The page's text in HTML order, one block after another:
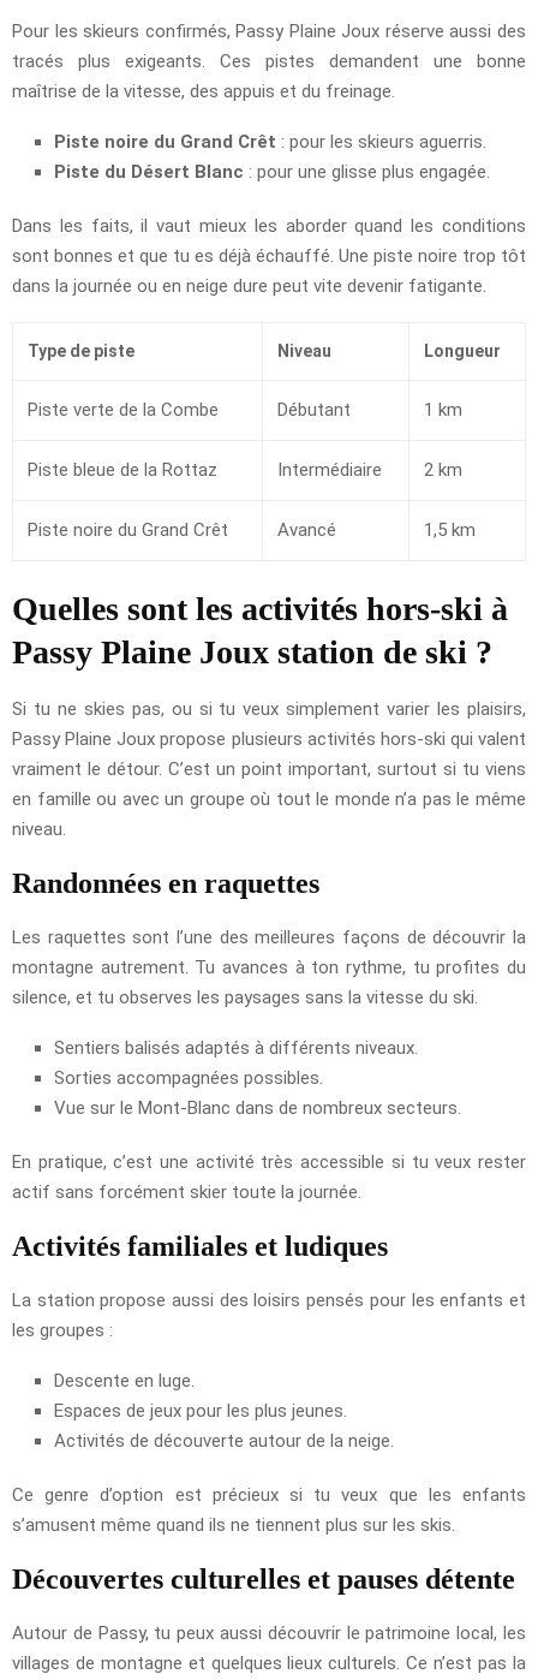
Pour les skieurs confirmés, Passy Plaine Joux réserve aussi des
tracés plus exigeants. Ces pistes demandent une bonne
maîtrise de la vitesse, des appuis et du freinage.
Piste noire du Grand Crêt : pour les skieurs aguerris.
Piste du Désert Blanc : pour une glisse plus engagée.
Dans les faits, il vaut mieux les aborder quand les conditions
sont bonnes et que tu es déjà échauffé. Une piste noire trop tôt
dans la journée ou en neige dure peut vite devenir fatigante.
Type de piste Niveau Longueur
Piste verte de la Combe Débutant 1 km
Piste bleue de la Rottaz Intermédiaire 2 km
Piste noire du Grand Crêt Avancé 1,5 km
Quelles sont les activités hors-ski à
Passy Plaine Joux station de ski ?
Si tu ne skies pas, ou si tu veux simplement varier les plaisirs,
Passy Plaine Joux propose plusieurs activités hors-ski qui valent
vraiment le détour. C’est un point important, surtout si tu viens
en famille ou avec un groupe où tout le monde n’a pas le même
niveau.
Randonnées en raquettes
Les raquettes sont l’une des meilleures façons de découvrir la
montagne autrement. Tu avances à ton rythme, tu profites du
silence, et tu observes les paysages sans la vitesse du ski.
Sentiers balisés adaptés à différents niveaux.
Sorties accompagnées possibles.
Vue sur le Mont-Blanc dans de nombreux secteurs.
En pratique, c’est une activité très accessible si tu veux rester
actif sans forcément skier toute la journée.
Activités familiales et ludiques
La station propose aussi des loisirs pensés pour les enfants et
les groupes :
Descente en luge.
Espaces de jeux pour les plus jeunes.
Activités de découverte autour de la neige.
Ce genre d’option est précieux si tu veux que les enfants
s’amusent même quand ils ne tiennent plus sur les skis.
Découvertes culturelles et pauses détente
Autour de Passy, tu peux aussi découvrir le patrimoine local, les
villages de montagne et quelques lieux culturels. Ce n’est pas la